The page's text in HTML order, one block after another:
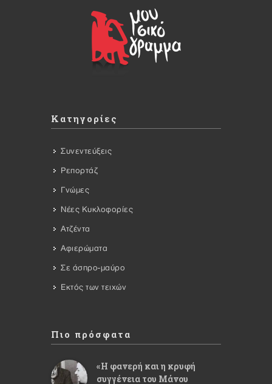
Κατηγορίες
Συνεντεύξεις
Ρεπορτάζ
Γνώμες
Νέες Κυκλοφορίες
Ατζέντα
Αφιερώματα
Σε άσπρο-μαύρο
Εκτός των τειχών
Πιο πρόσφατα
«Η φανερή και η κρυφή
συγγένεια του Μάνου